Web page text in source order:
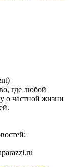
где любой
о частной жизни